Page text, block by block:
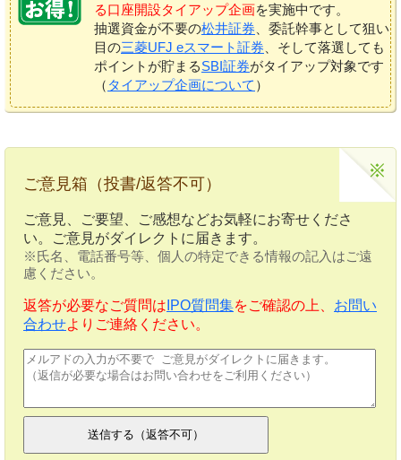
る口座開設タイアップ企画を実施中です。
抽選資金が不要の松井証券 、委託幹事として狙い
目の三菱UFJ eスマート証券 、そして落選しても
ポイントが貯まるSBI証券がタイアップ対象です
（ タイアップ企画について ）
ご意見箱（投書/返答不可）
ご意見、ご要望、ご感想などお気軽にお寄せくださ
い。ご意見がダイレクトに届きます。
※氏名、電話番号等、個人の特定できる情報の記入はご遠
慮ください。
返答が必要なご質問は IPO質問集をご確認の上、 お問い
合わせよりご連絡ください。